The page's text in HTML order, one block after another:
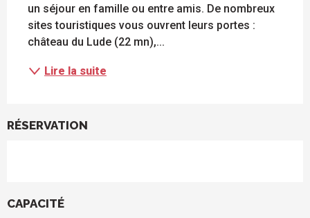
un séjour en famille ou entre amis. De nombreux
sites touristiques vous ouvrent leurs portes :
château du Lude (22 mn),...
Lire la suite
RÉSERVATION
CAPACITÉ